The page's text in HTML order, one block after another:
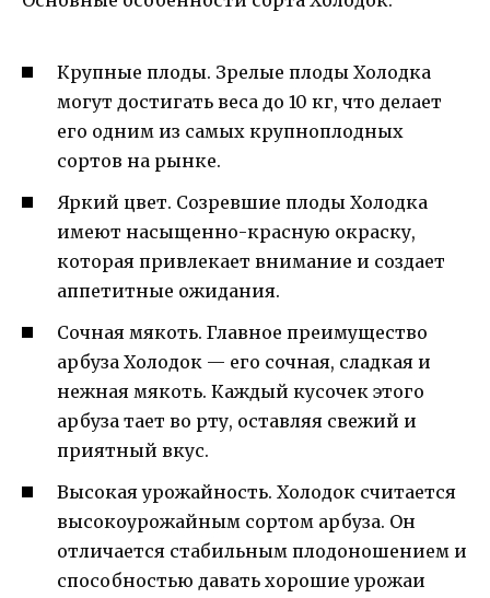
Крупные плоды. Зрелые плоды Холодка
могут достигать веса до 10 кг, что делает
его одним из самых крупноплодных
сортов на рынке.
Яркий цвет. Созревшие плоды Холодка
имеют насыщенно-красную окраску,
которая привлекает внимание и создает
аппетитные ожидания.
Сочная мякоть. Главное преимущество
арбуза Холодок — его сочная, сладкая и
нежная мякоть. Каждый кусочек этого
арбуза тает во рту, оставляя свежий и
приятный вкус.
Высокая урожайность. Холодок считается
высокоурожайным сортом арбуза. Он
отличается стабильным плодоношением и
способностью давать хорошие урожаи